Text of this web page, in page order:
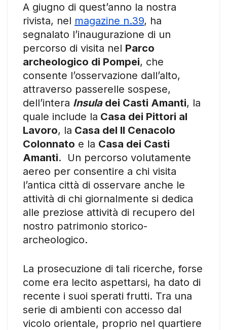
A giugno di quest’anno la nostra
rivista, nel magazine n.39, ha
segnalato l’inaugurazione di un
percorso di visita nel Parco
archeologico di Pompei, che
consente l’osservazione dall’alto,
attraverso passerelle sospese,
dell’intera Insuladei Casti Amanti, la
quale include la Casa dei Pittori al
Lavoro, la Casa del II Cenacolo
Colonnato e la Casa dei Casti
Amanti. Un percorso volutamente
aereo per consentire a chi visita
l’antica città di osservare anche le
attività di chi giornalmente si dedica
alle preziose attività di recupero del
nostro patrimonio storico-
archeologico.
La prosecuzione di tali ricerche, forse
come era lecito aspettarsi, ha dato di
recente i suoi sperati frutti. Tra una
serie di ambienti con accesso dal
vicolo orientale, proprio nel quartiere